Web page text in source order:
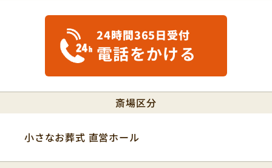
24時間365日受付
電話をかける
斎場区分
小さなお葬式 直営ホール